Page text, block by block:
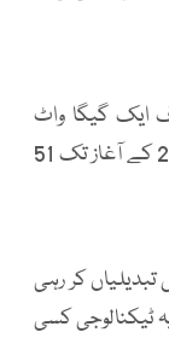
صرف ایک گیگا واٹ
بجلی شمسی ذرائع سے پیدا کر رہا تھا جو 2026 کے آغاز تک 51
کر رہی
ٹیکنالوجی کسی